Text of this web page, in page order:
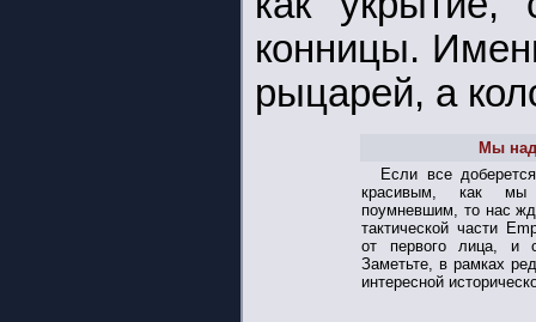
конницы.
рыцарей, а
Мы
Если все
красивым, как
поумневшим, то нас
тактической части
от первого лица, и
Заметьте, в рамках
интересной